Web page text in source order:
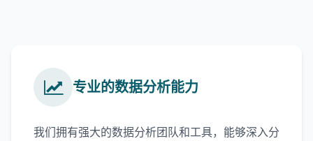
专业的数据分析能力
我们拥有强大的数据分析团队和工具，能够深入分